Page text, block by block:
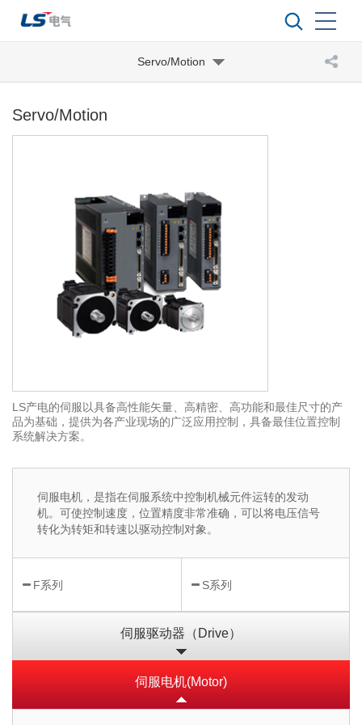
Servo/Motion
Servo/Motion
LS产电的伺服以具备高性能矢量、高精密、高功能和最佳尺寸的产
品为基础，提供为各产业现场的广泛应用控制，具备最佳位置控制
系统解决方案。
伺服电机，是指在伺服系统中控制机械元件运转的发动
机。可使控制速度，位置精度非常准确，可以将电压信号
转化为转矩和转速以驱动控制对象。
F系列 S系列
伺服驱动器（Drive）
伺服电机(Motor)